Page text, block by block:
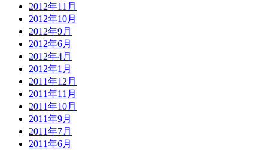
2012年11月
2012年10月
2012年9月
2012年6月
2012年4月
2012年1月
2011年12月
2011年11月
2011年10月
2011年9月
2011年7月
2011年6月